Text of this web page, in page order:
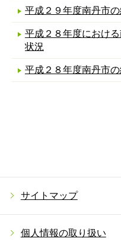
平成２９年度南丹市
平成２８年度におけ
状況
平成２８年度南丹市
サイトマップ
個人情報の取り扱い